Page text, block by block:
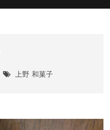
上野 和菓子